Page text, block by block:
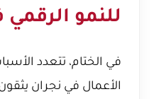
للنمو
في الختام، تتعدد
الأعمال في نجران